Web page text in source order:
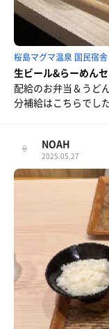
桜島マグマ温泉 国民宿
生ビール&らーめん
配給のお弁当＆うど
分補給はこちらでし
NOAH
2025.05.27